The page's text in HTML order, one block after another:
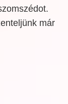
már